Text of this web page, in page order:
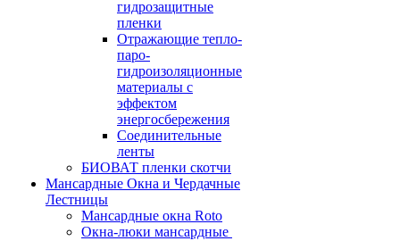
гидрозащитные
пленки
Отражающие тепло-
паро-
гидроизоляционные
материалы с
эффектом
энергосбережения
Соединительные
ленты
БИОВАТ пленки скотчи
Мансардные Окна и Чердачные
Лестницы
Мансардные окна Roto
Окна-люки мансардные